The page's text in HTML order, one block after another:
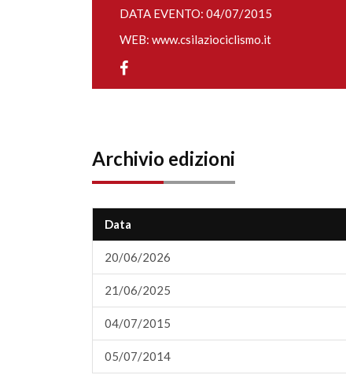
DATA EVENTO: 04/07/2015
WEB: www.csilaziociclismo.it
Archivio edizioni
Data
20/06/2026
21/06/2025
04/07/2015
05/07/2014